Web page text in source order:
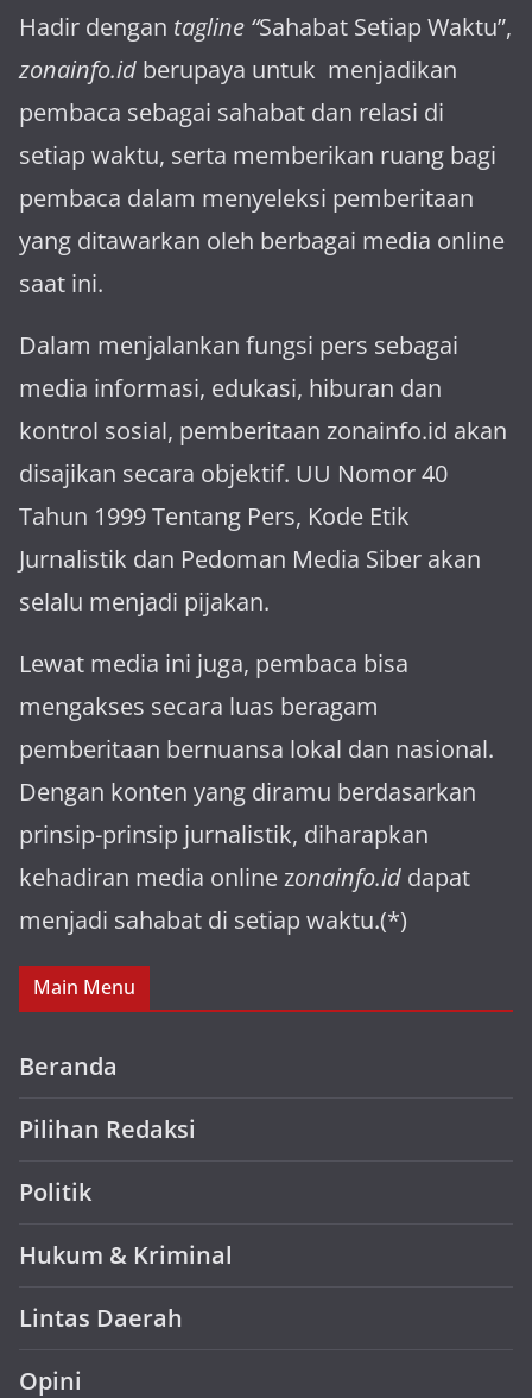
Hadir dengan tagline “Sahabat Setiap Waktu”,
zonainfo.id berupaya untuk menjadikan
pembaca sebagai sahabat dan relasi di
setiap waktu, serta memberikan ruang bagi
pembaca dalam menyeleksi pemberitaan
yang ditawarkan oleh berbagai media online
saat ini.
Dalam menjalankan fungsi pers sebagai
media informasi, edukasi, hiburan dan
kontrol sosial, pemberitaan zonainfo.id akan
disajikan secara objektif. UU Nomor 40
Tahun 1999 Tentang Pers, Kode Etik
Jurnalistik dan Pedoman Media Siber akan
selalu menjadi pijakan.
Lewat media ini juga, pembaca bisa
mengakses secara luas beragam
pemberitaan bernuansa lokal dan nasional.
Dengan konten yang diramu berdasarkan
prinsip-prinsip jurnalistik, diharapkan
kehadiran media online zonainfo.id dapat
menjadi sahabat di setiap waktu.(*)
Main Menu
Beranda
Pilihan Redaksi
Politik
Hukum & Kriminal
Lintas Daerah
Opini